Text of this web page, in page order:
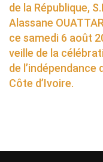
de la République,
Alassane
ce samedi 6 août
veille de la
de l’indépendance
Côte d’Ivoire.